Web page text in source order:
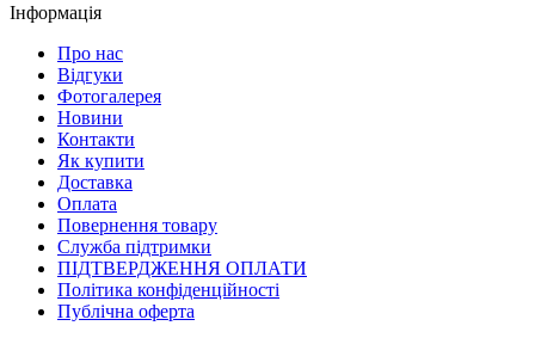
Інформація
Про нас
Відгуки
Фотогалерея
Новини
Контакти
Як купити
Доставка
Оплата
Повернення товару
Служба підтримки
ПІДТВЕРДЖЕННЯ ОПЛАТИ
Політика конфіденційності
Публічна оферта